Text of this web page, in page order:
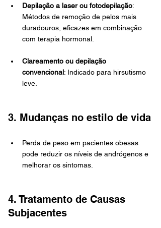
Depilação a laser ou fotodepilação:
Métodos de remoção de pelos mais
duradouros, eficazes em combinação
com terapia hormonal.
Clareamento ou depilação
convencional: Indicado para hirsutismo
leve.
3. Mudanças no estilo de vida
Perda de peso em pacientes obesas
pode reduzir os níveis de andrógenos e
melhorar os sintomas.
4. Tratamento de Causas
Subjacentes